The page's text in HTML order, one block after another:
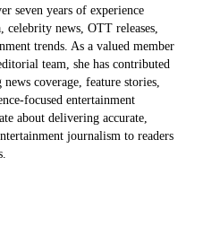
seven years of experience
news, OTT releases,
trends. As a valued member
team, she has contributed
coverage, feature stories,
focused entertainment
about delivering accurate,
journalism to readers